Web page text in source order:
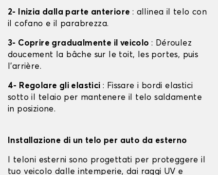
2- Inizia dalla parte anteriore : allinea il telo con
il cofano e il parabrezza.
3- Coprire gradualmente il veicolo : Déroulez
doucement la bâche sur le toit, les portes, puis
l'arrière.
4- Regolare gli elastici : Fissare i bordi elastici
sotto il telaio per mantenere il telo saldamente
in posizione.
Installazione di un telo per auto da esterno
I teloni esterni sono progettati per proteggere il
tuo veicolo dalle intemperie, dai raggi UV e